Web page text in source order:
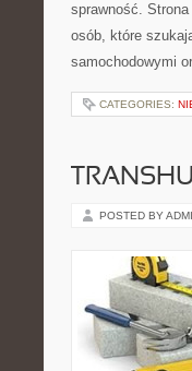
sprawność.
osób, które
samochodowymi
CATEGORIES:
POSTED BY